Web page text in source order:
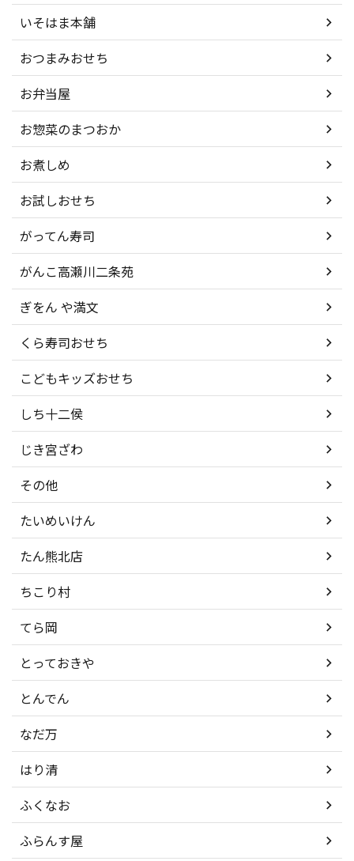
いそはま本舗
おつまみおせち
お弁当屋
お惣菜のまつおか
お煮しめ
お試しおせち
がってん寿司
がんこ高瀬川二条苑
ぎをん や満文
くら寿司おせち
こどもキッズおせち
しち十二侯
じき宮ざわ
その他
たいめいけん
たん熊北店
ちこり村
てら岡
とっておきや
とんでん
なだ万
はり清
ふくなお
ふらんす屋